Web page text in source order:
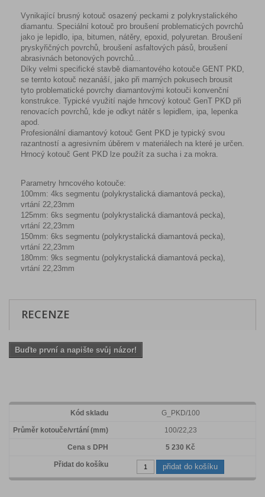
Vynikající brusný kotouč osazený peckami z polykrystalického
diamantu. Speciální kotouč pro broušení problematicých povrchů
jako je lepidlo, ipa, bitumen, nátěry, epoxid, polyuretan. Broušení
pryskyřičných povrchů, broušení asfaltových pásů, broušení
abrasivnách betonových povrchů...
Díky velmi specifické stavbě diamantového kotouče GENT PKD,
se ternto kotouč nezanáší, jako při marných pokusech brousit
tyto problematické povrchy diamantovými kotouči konvenční
konstrukce. Typické využití najde hrncový kotouč GenT PKD při
renovacích povrchů, kde je odkyt nátěr s lepidlem, ipa, lepenka
apod.
Profesionální diamantový kotouč Gent PKD je typický svou
razantností a agresivním úběrem v materiálech na které je určen.
Hrnocý kotouč Gent PKD lze použít za sucha i za mokra.
Parametry hrncového kotouče:
100mm: 4ks segmentu (polykrystalická diamantová pecka),
vrtání 22,23mm
125mm: 6ks segmentu (polykrystalická diamantová pecka),
vrtání 22,23mm
150mm: 6ks segmentu (polykrystalická diamantová pecka),
vrtání 22,23mm
180mm: 9ks segmentu (polykrystalická diamantová pecka),
vrtání 22,23mm
RECENZE
Buďte první a napište svůj názor!
G_PKD/100
100/22,23
5 230 Kč
přidat do košíku